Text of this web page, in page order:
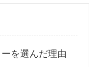
を選んだ理由